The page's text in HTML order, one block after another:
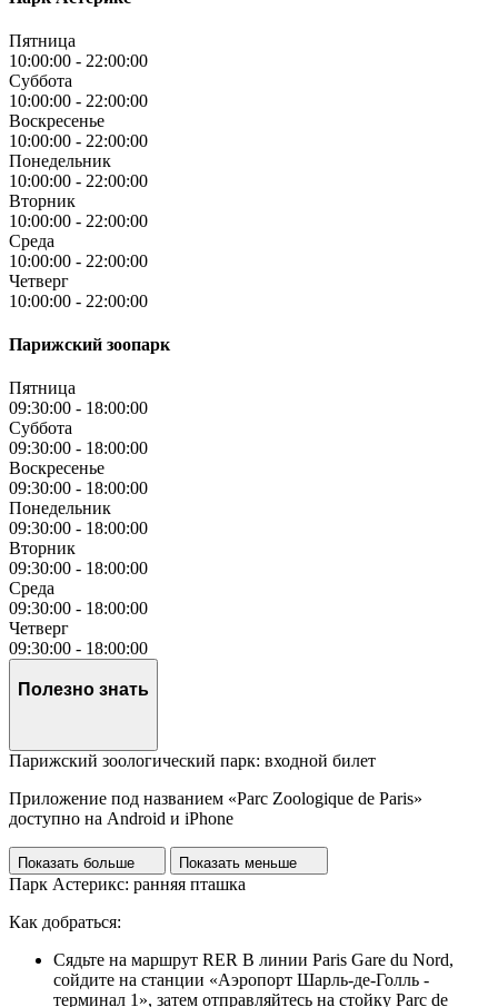
Пятница
10:00:00 - 22:00:00
Суббота
10:00:00 - 22:00:00
Воскресенье
10:00:00 - 22:00:00
Понедельник
10:00:00 - 22:00:00
Вторник
10:00:00 - 22:00:00
Среда
10:00:00 - 22:00:00
Четверг
10:00:00 - 22:00:00
Парижский зоопарк
Пятница
09:30:00 - 18:00:00
Суббота
09:30:00 - 18:00:00
Воскресенье
09:30:00 - 18:00:00
Понедельник
09:30:00 - 18:00:00
Вторник
09:30:00 - 18:00:00
Среда
09:30:00 - 18:00:00
Четверг
09:30:00 - 18:00:00
Полезно знать
Парижский зоологический парк: входной билет
Приложение под названием «Parc Zoologique de Paris»
доступно на Android и iPhone
Показать больше Показать меньше
Парк Астерикс: ранняя пташка
Как добраться:
Сядьте на маршрут RER B линии Paris Gare du Nord,
сойдите на станции «Аэропорт Шарль-де-Голль -
терминал 1», затем отправляйтесь на стойку Parc de